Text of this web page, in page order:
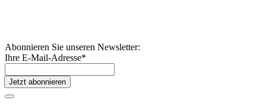
Abonnieren Sie unseren Newsletter:
Ihre E-Mail-Adresse*
Jetzt abonnieren